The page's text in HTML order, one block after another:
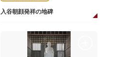
入谷朝顔発祥の地碑